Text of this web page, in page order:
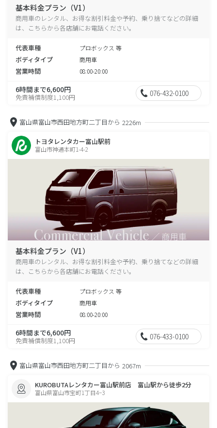
基本料金プラン（V1）
商用車のレンタル、お得な割引料金や予約、乗り捨てなどの詳細
は、こちらから各店舗にお電話ください。
代表車種 プロボックス 等
ボディタイプ 商用車
営業時間 08:00-20:00
6時間まで6,600円
免責補償制度1,100円 076-432-0100
富山県富山市西田地方町二丁目から 2226m
トヨタレンタカー富山駅前
富山市神通本町1-4-2
基本料金プラン（V1）
商用車のレンタル、お得な割引料金や予約、乗り捨てなどの詳細
は、こちらから各店舗にお電話ください。
代表車種 プロボックス 等
ボディタイプ 商用車
営業時間 08:00-20:00
6時間まで6,600円
免責補償制度1,100円 076-433-0100
富山県富山市西田地方町二丁目から 2067m
KUROBUTAレンタカー富山駅前店 富山駅から徒歩2分
富山県富山市宝町1丁目4−3